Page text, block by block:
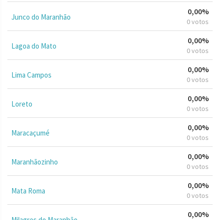
Junco do Maranhão
0,00%
0 votos
Lagoa do Mato
0,00%
0 votos
Lima Campos
0,00%
0 votos
Loreto
0,00%
0 votos
Maracaçumé
0,00%
0 votos
Maranhãozinho
0,00%
0 votos
Mata Roma
0,00%
0 votos
0,00%